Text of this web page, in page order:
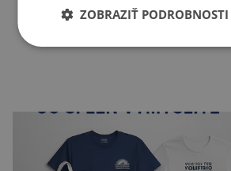
ZOBRAZIŤ PODROBNOSTI